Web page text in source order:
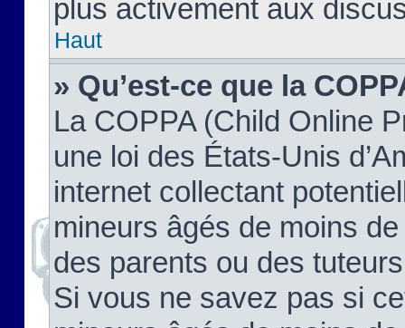
plus activement aux
Haut
» Qu’est-ce que la
La COPPA (Child Online
une loi des États-Unis
internet collectant
mineurs âgés de moins
des parents ou des
Si vous ne savez pas si